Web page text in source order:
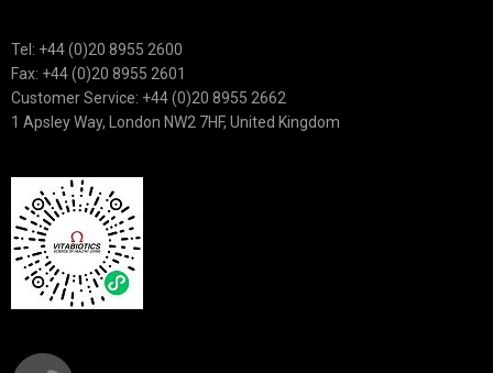
Tel: +44 (0)20 8955 2600
Fax: +44 (0)20 8955 2601
Customer Service: +44 (0)20 8955 2662
1 Apsley Way, London NW2 7HF, United Kingdom